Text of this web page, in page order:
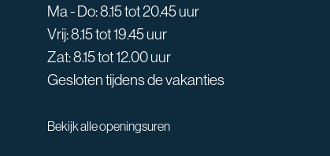
Ma - Do: 8.15 tot 20.45 uur
Vrij: 8.15 tot 19.45 uur
Zat: 8.15 tot 12.00 uur
Gesloten tijdens de vakanties
Bekijk alle openingsuren